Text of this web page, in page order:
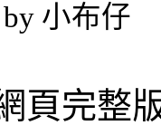
小布仔
頁完整